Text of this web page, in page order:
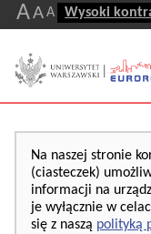
AA A Wysoki
Na naszej stronie
(ciasteczek)
informacji na
je wyłącznie w
się z naszą polityką